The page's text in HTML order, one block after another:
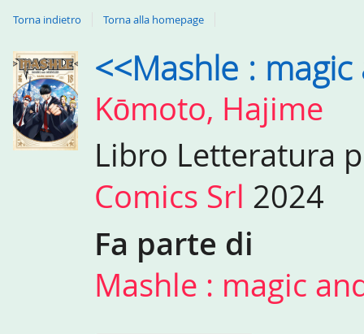
Torna indietro Torna alla homepage
Dettaglio
del
documento
<<Mashle :
Kōmoto, Hajime
Libro Letteratura
Comics Srl 2024
Fa parte di
Mashle : magic